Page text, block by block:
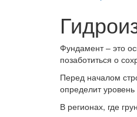
Фундамент – это
позаботиться о
Перед началом
определит уровень
В регионах, где